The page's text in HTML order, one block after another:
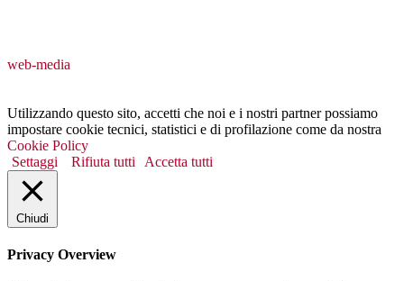
web-media
Utilizzando questo sito, accetti che noi e i nostri partner possiamo
impostare cookie tecnici, statistici e di profilazione come da nostra
Cookie Policy
Settaggi
Rifiuta tutti Accetta tutti
Chiudi
Privacy Overview